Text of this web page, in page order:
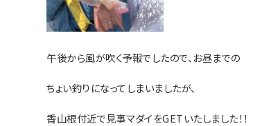
午後から風が吹く予報でしたので、お昼までの
ちょい釣りになってしまいましたが、
香山根付近で見事マダイをGETいたしました！！